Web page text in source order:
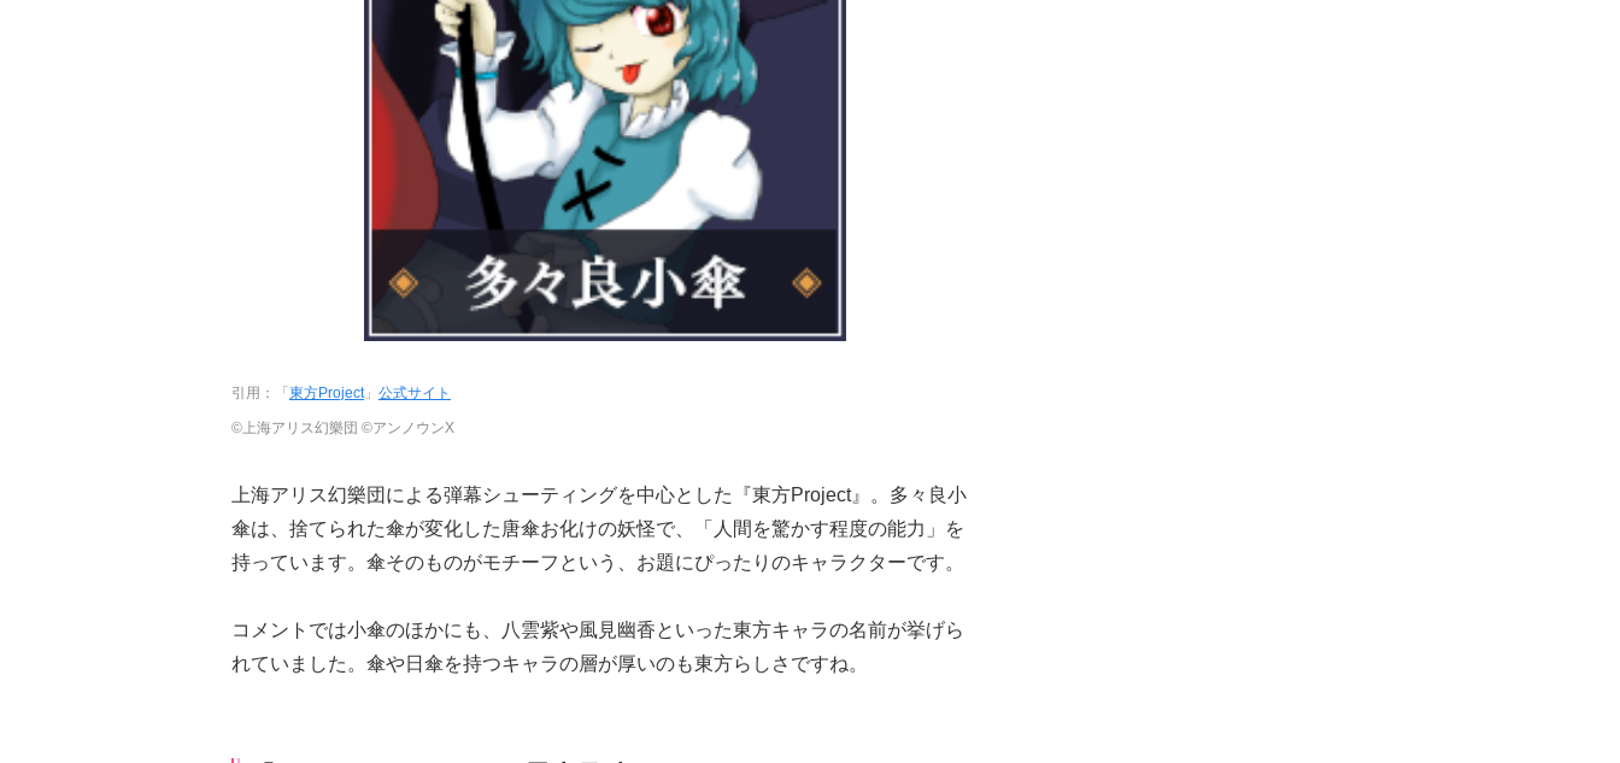
引用：「東方Project」 公式サイト
©上海アリス幻樂団 ©アンノウンX
上海アリス幻樂団による弾幕シューティングを中心とした『東方Project』。多々良小
傘は、捨てられた傘が変化した唐傘お化けの妖怪で、「人間を驚かす程度の能力」を
持っています。傘そのものがモチーフという、お題にぴったりのキャラクターです。
コメントでは小傘のほかにも、八雲紫や風見幽香といった東方キャラの名前が挙げら
れていました。傘や日傘を持つキャラの層が厚いのも東方らしさですね。